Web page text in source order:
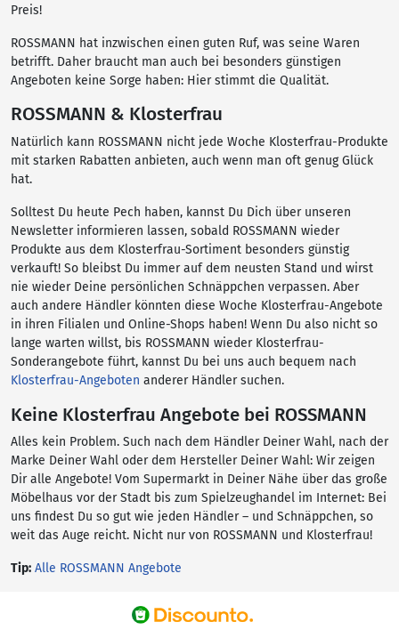
Preis!
ROSSMANN hat inzwischen einen guten Ruf, was seine Waren
betrifft. Daher braucht man auch bei besonders günstigen
Angeboten keine Sorge haben: Hier stimmt die Qualität.
ROSSMANN & Klosterfrau
Natürlich kann ROSSMANN nicht jede Woche Klosterfrau-Produkte
mit starken Rabatten anbieten, auch wenn man oft genug Glück
hat.
Solltest Du heute Pech haben, kannst Du Dich über unseren
Newsletter informieren lassen, sobald ROSSMANN wieder
Produkte aus dem Klosterfrau-Sortiment besonders günstig
verkauft! So bleibst Du immer auf dem neusten Stand und wirst
nie wieder Deine persönlichen Schnäppchen verpassen. Aber
auch andere Händler könnten diese Woche Klosterfrau-Angebote
in ihren Filialen und Online-Shops haben! Wenn Du also nicht so
lange warten willst, bis ROSSMANN wieder Klosterfrau-
Sonderangebote führt, kannst Du bei uns auch bequem nach
Klosterfrau-Angeboten anderer Händler suchen.
Keine Klosterfrau Angebote bei ROSSMANN
Alles kein Problem. Such nach dem Händler Deiner Wahl, nach der
Marke Deiner Wahl oder dem Hersteller Deiner Wahl: Wir zeigen
Dir alle Angebote! Vom Supermarkt in Deiner Nähe über das große
Möbelhaus vor der Stadt bis zum Spielzeughandel im Internet: Bei
uns findest Du so gut wie jeden Händler – und Schnäppchen, so
weit das Auge reicht. Nicht nur von ROSSMANN und Klosterfrau!
Tip: Alle ROSSMANN Angebote